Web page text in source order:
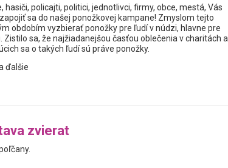
hasiči, policajti, politici, jednotlivci, firmy, obce, mestá, Vás
sa do našej ponožkovej kampane! Zmyslom tejto
obdobím vyzbierať ponožky pre ľudí v núdzi, hlavne pre
Zistilo sa, že najžiadanejšou časťou oblečenia v charitách a
sa o takých ľudí sú práve ponožky.
ďalšie
zvierat